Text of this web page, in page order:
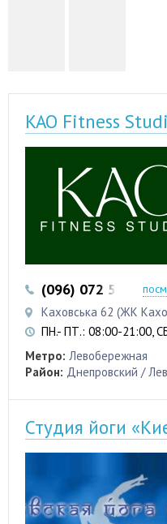
KAO Fitness
(096) 072 53 62
Каховська 62 (ЖК
ПН.- ПТ.: 08:00-21:00,
Метро: Левобережная
Район: Днепровский /
Студия йоги